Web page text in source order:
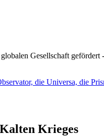
Gesellschaft
die Universa, die
Krieges